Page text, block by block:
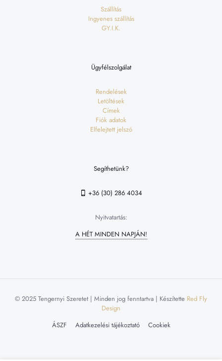
Szállítás
Ingyenes szállítás
GY.I.K.
Ügyfélszolgálat
Rendelések
Letöltések
Címek
Fiók adatok
Elfelejtett jelszó
Segíthetünk?
+36 (30) 286 4034
Nyitvatartás:
A HÉT MINDEN NAPJÁN!
© 2025 Tengernyi Szeretet | Minden jog fenntartva | Készítette Red Fly
Design
ÁSZF
Adatkezelési tájékoztató Cookiek